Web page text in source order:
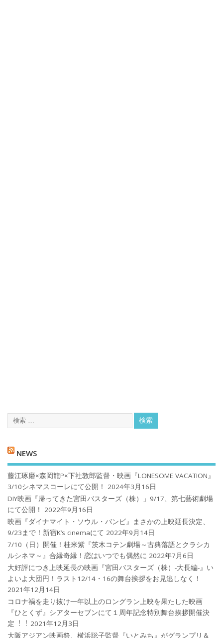
NEWS
藤江琢磨×森岡龍P×下社敦郎監督・映画『LONESOME VACATION』
3/10シネマスコーレにて公開！
2024年3月16日
DIY映画『帰ってきた宮田バスターズ（株）」9/17、第七藝術劇場
にて公開！
2022年9月16日
映画『ダイナマイト・ソウル・バンビ』まさかの上映延長決定、
9/23まで！新宿K’s cinemaにて 2022年9月14日
7/10（日）開催！桂米紫『茨木コテン劇場～古典落語とクラシカ
ルシネマ～』合縁奇縁！恋はいつでも偶然に 2022年7月6日
大好評につき上映延長の映画『宮田バスターズ（株）-大長編-』い
よいよ大団円！ラスト12/14・16の舞台挨拶をお見逃しなく！
2021年12月14日
コロナ禍を⾛り抜け⼀年以上のロングラン上映を果たした映画
『ひとくず』シアターセブンにて１周年記念特別舞台挨拶開催決
定︕︕ 2021年12月3日
大阪アジアン映画祭、横浜聡子監督『いとみち』がグランプリ＆